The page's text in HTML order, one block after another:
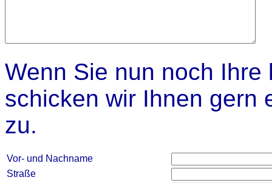
Wenn Sie nun noch
schicken wir Ihnen gern
zu.
Vor- und Nachname
Straße